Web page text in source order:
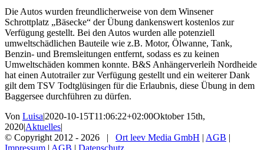
Die Autos wurden freundlicherweise von dem Winsener
Schrottplatz „Bäsecke“ der Übung dankenswert kostenlos zur
Verfügung gestellt. Bei den Autos wurden alle potenziell
umweltschädlichen Bauteile wie z.B. Motor, Ölwanne, Tank,
Benzin- und Bremsleitungen entfernt, sodass es zu keinen
Umweltschäden kommen konnte. B&S Anhängerverleih Nordheide
hat einen Autotrailer zur Verfügung gestellt und ein weiterer Dank
gilt dem TSV Todtglüsingen für die Erlaubnis, diese Übung in dem
Baggersee durchführen zu dürfen.
Von Luisa|2020-10-15T11:06:22+02:00Oktober 15th,
2020|Aktuelles|
© Copyright 2012 - 2026 | Ort leev Media GmbH | AGB |